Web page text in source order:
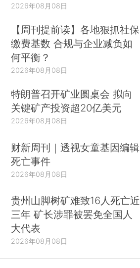
2026年08月08日
【周刊提前读】各地狠抓社保
缴费基数 合规与企业减负如
何平衡？
2026年08月08日
特朗普召开矿业圆桌会 拟向
关键矿产投资超20亿美元
2026年08月08日
财新周刊｜透视女童基因编辑
死亡事件
2026年08月08日
贵州山脚树矿难致16人死亡近
三年 矿长涉罪被罢免全国人
大代表
2026年08月08日